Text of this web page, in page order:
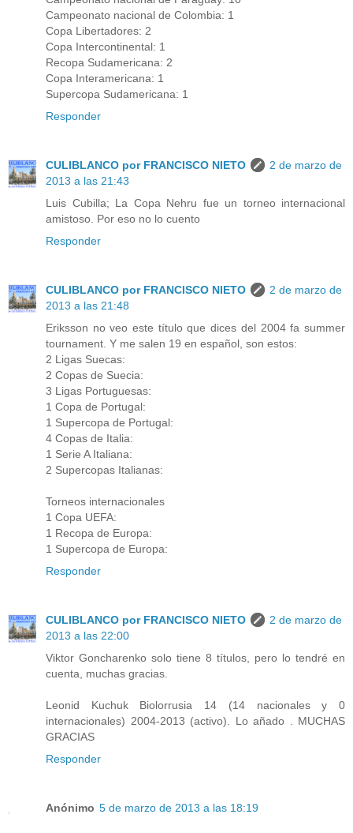
Campeonato nacional de Colombia: 1
Copa Libertadores: 2
Copa Intercontinental: 1
Recopa Sudamericana: 2
Copa Interamericana: 1
Supercopa Sudamericana: 1
Responder
CULIBLANCO por FRANCISCO NIETO
2 de marzo de
2013 a las 21:43
Luis Cubilla; La Copa Nehru fue un torneo internacional
amistoso. Por eso no lo cuento
Responder
CULIBLANCO por FRANCISCO NIETO
2 de marzo de
2013 a las 21:48
Eriksson no veo este título que dices del 2004 fa summer
tournament. Y me salen 19 en español, son estos:
2 Ligas Suecas:
2 Copas de Suecia:
3 Ligas Portuguesas:
1 Copa de Portugal:
1 Supercopa de Portugal:
4 Copas de Italia:
1 Serie A Italiana:
2 Supercopas Italianas:
Torneos internacionales
1 Copa UEFA:
1 Recopa de Europa:
1 Supercopa de Europa:
Responder
CULIBLANCO por FRANCISCO NIETO
2 de marzo de
2013 a las 22:00
Viktor Goncharenko solo tiene 8 títulos, pero lo tendré en
cuenta, muchas gracias.
Leonid Kuchuk Biolorrusia 14 (14 nacionales y 0
internacionales) 2004-2013 (activo). Lo añado . MUCHAS
GRACIAS
Responder
Anónimo 5 de marzo de 2013 a las 18:19